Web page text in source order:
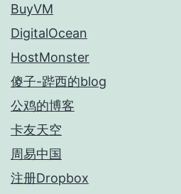
BuyVM
DigitalOcean
HostMonster
傻子-跸西的blog
公鸡的博客
卡友天空
周易中国
注册Dropbox